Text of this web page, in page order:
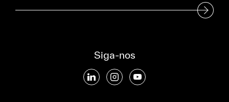
Subscreva a nossa Newsletter
Siga-nos